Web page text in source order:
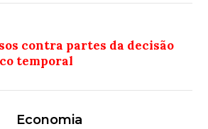
contra partes da decisão
temporal
Economia